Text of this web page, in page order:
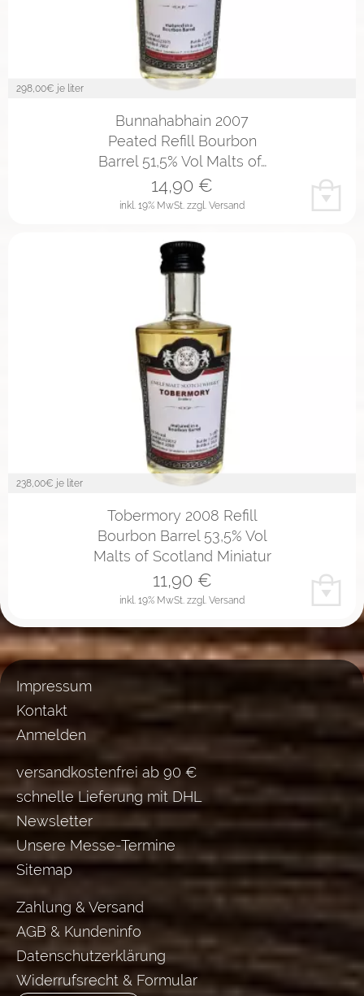
298,00€ je liter
Bunnahabhain 2007
Peated Refill Bourbon
Barrel 51,5% Vol Malts of…
inkl. 19% MwSt. zzgl. Versand
14,90 €
238,00€ je liter
Tobermory 2008 Refill
Bourbon Barrel 53,5% Vol
Malts of Scotland Miniatur
inkl. 19% MwSt. zzgl. Versand
11,90€
Impressum
Kontakt
Anmelden
versandkostenfrei ab 90 €
schnelle Lieferung mit DHL
Newsletter
Unsere Messe-Termine
Sitemap
Zahlung & Versand
AGB & Kundeninfo
Datenschutzerklärung
Widerrufsrecht & Formular